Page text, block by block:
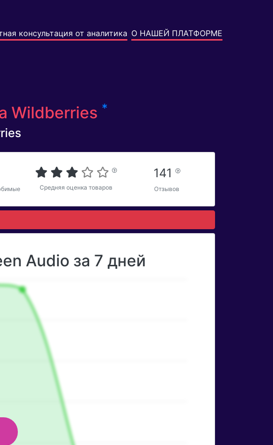
консультация от аналитика О НАШЕЙ ПЛАТФОРМЕ
Wildberries *
Средняя оценка товаров
141
Отзывов
Audio за 7 дней